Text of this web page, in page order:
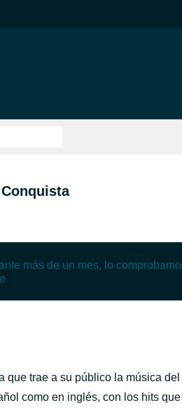
más de un mes, lo
que trae a su público la música
como en inglés, con los hits